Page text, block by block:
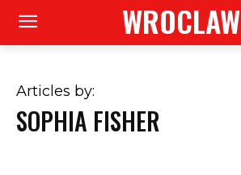
WROCLAW
Articles by:
SOPHIA FISHER